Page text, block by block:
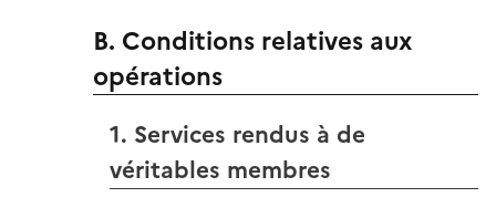
B. Conditions relatives aux
opérations
1. Services rendus à de
véritables membres